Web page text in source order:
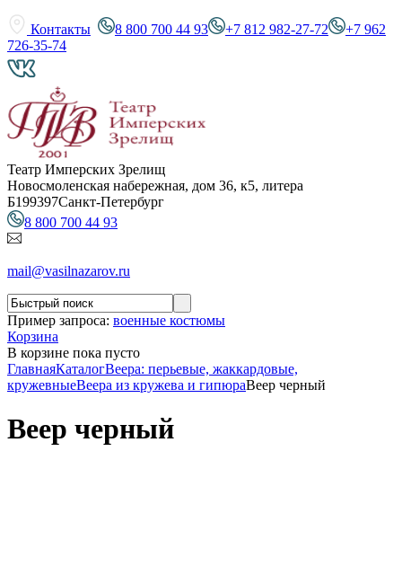
Контакты 8 800 700 44 93 +7 812 982-27-72
+7 962
726-35-74
Театр Имперских Зрелищ
Новосмоленская набережная, дом 36, к5, литера
Б199397Санкт-Петербург
8 800 700 44 93
mail@vasilnazarov.ru
Пример запроса: военные костюмы
Корзина
В корзине пока пусто
ГлавнаяКаталогВеера: перьевые, жаккардовые,
кружевныеВеера из кружева и гипюраВеер черный
Веер черный